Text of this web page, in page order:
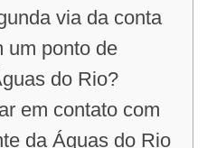
via da conta
um ponto de
do Rio?
em contato com
da Águas do Rio